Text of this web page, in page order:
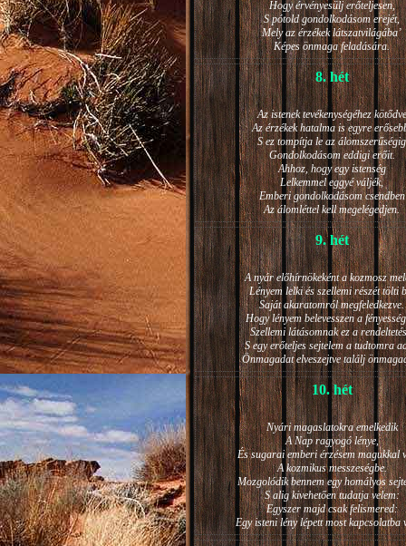
Hogy érvényesülj erőteljesen,
S pótold gondolkodásom erejét,
Mely az érzékek látszatvilágába’
Képes önmaga feladására.
8. hét
Az istenek tevékenységéhez kötődve
Az érzékek hatalma is egyre
S ez tompítja le az álomszerűségig
Gondolkodásom eddigi erőit.
Ahhoz, hogy egy istenség
Lelkemmel eggyé váljék,
Emberi gondolkodásom csendben
Az álomléttel kell megelégedjen.
9. hét
A nyár előhírnökeként a kozmosz
Lényem lelki és szellemi részét tölti
Saját akaratomról megfeledkezve.
Hogy lényem belevesszen a
Szellemi látásomnak ez a
S egy erőteljes sejtelem a tudtomra
Önmagadat elveszejtve találj
10. hét
Nyári magaslatokra emelkedik
A Nap ragyogó lénye,
És sugarai emberi érzésem magukkal
A kozmikus messzeségbe.
Mozgolódik bennem egy homályos
S alig kivehetően tudatja velem:
Egyszer majd csak felismered:
Egy isteni lény lépett most kapcsolatba